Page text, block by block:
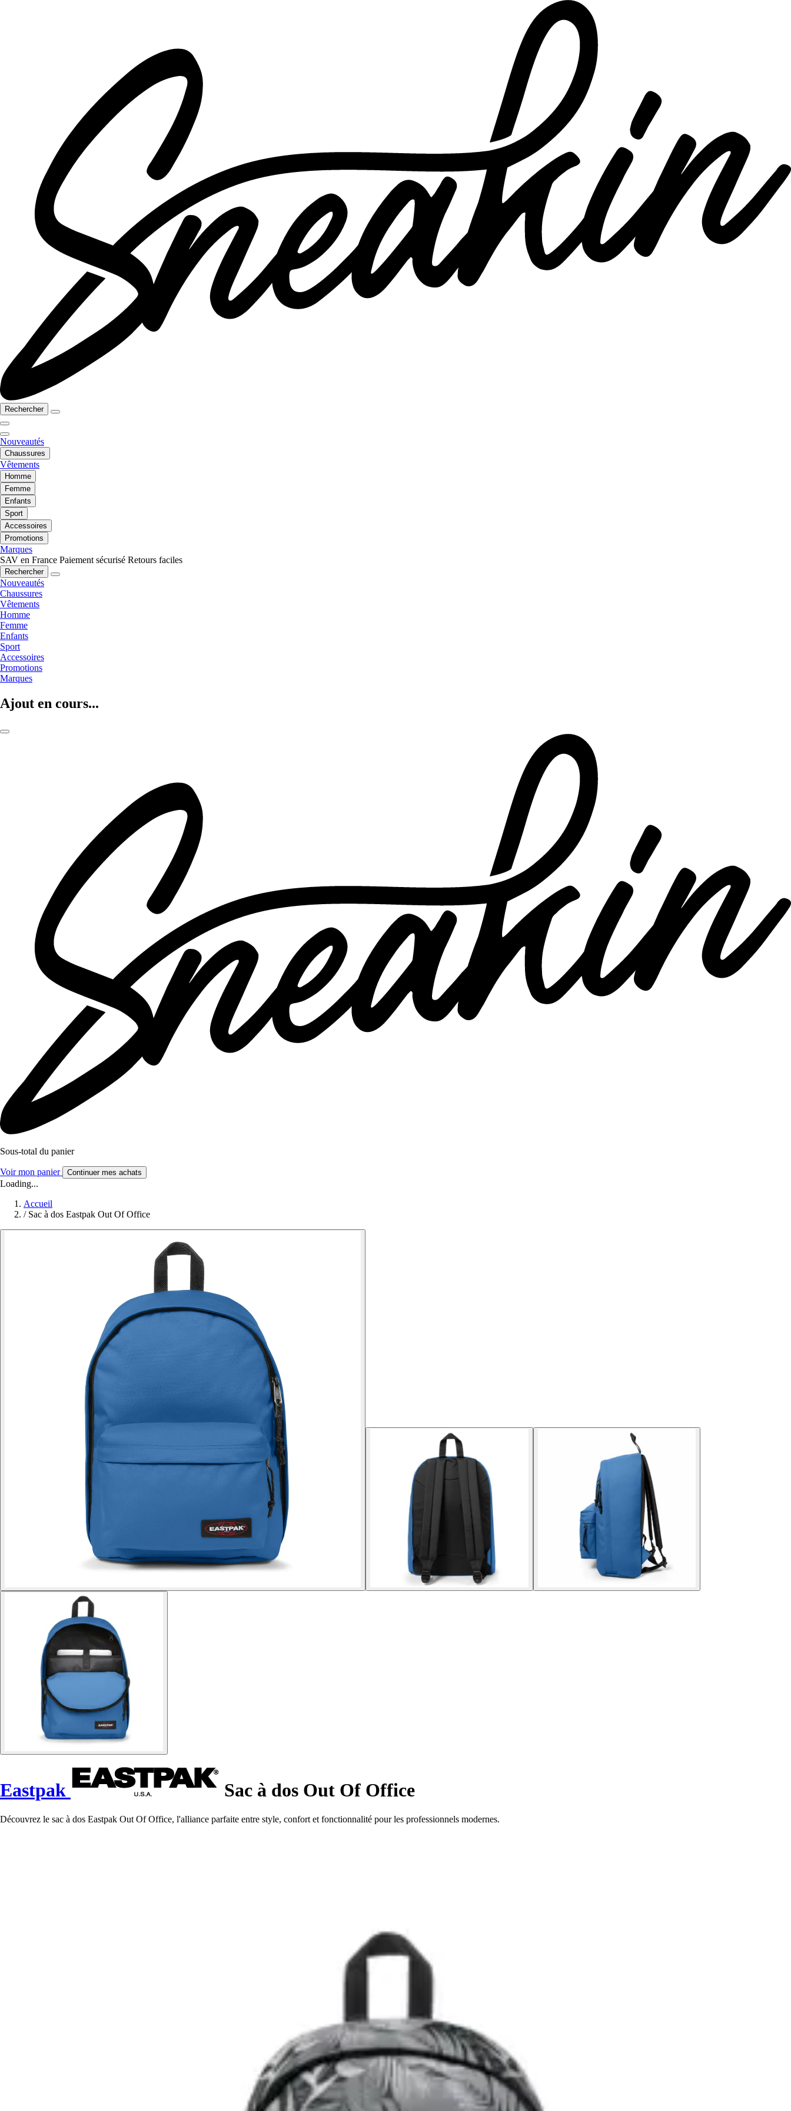
Rechercher
Nouveautés
Chaussures
Vêtements
Homme
Femme
Enfants
Sport
Accessoires
Promotions
Marques
SAV en France Paiement sécurisé Retours faciles
Rechercher
Nouveautés
Chaussures
Vêtements
Homme
Femme
Enfants
Sport
Accessoires
Promotions
Marques
Ajout en cours...
Sous-total du panier
Voir mon panier Continuer mes achats
Loading...
Accueil
/ Sac à dos Eastpak Out Of Office
Eastpak Sac à dos Out Of Office
Découvrez le sac à dos Eastpak Out Of Office, l'alliance parfaite entre style, confort et fonctionnalité pour les professionnels modernes.